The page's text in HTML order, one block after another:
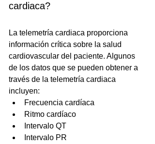
cardiaca?
La telemetría cardiaca proporciona
información crítica sobre la salud
cardiovascular del paciente. Algunos
de los datos que se pueden obtener a
través de la telemetría cardiaca
incluyen:
Frecuencia cardíaca
Ritmo cardíaco
Intervalo QT
Intervalo PR